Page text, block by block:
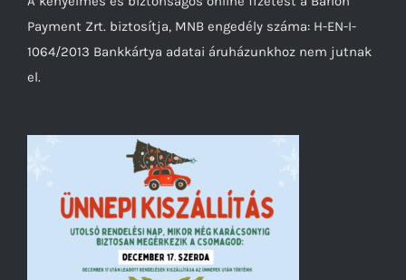
Payment Zrt. biztosítja, MNB engedély száma: H-EN-I-
1064/2013 Bankkártya adatai áruházunkhoz nem jutnak
el.